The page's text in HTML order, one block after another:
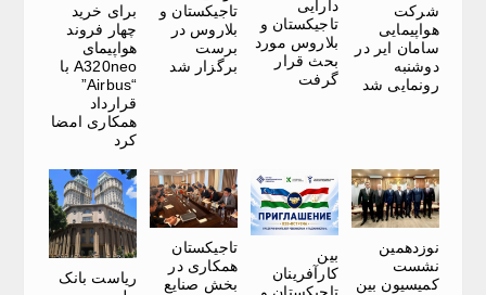
شرکت
هواپیمایی
سامان ایر در
دوشنبه
رونمایی شد
دارایی
تاجیکستان و
بلاروس مورد
بحث قرار
گرفت
تاجیکستان و
بلاروس در
برست
برگزار شد
برای خرید
چهار فروند
هواپیمای
A320neo با
“Airbus”
قرارداد
همکاری امضا
کرد
نوزدهمین
نشست
کمیسیون بین
بین
کارآفرینان
تاجیکستان
همکاری در
بخش صنایع
ریاست بانک